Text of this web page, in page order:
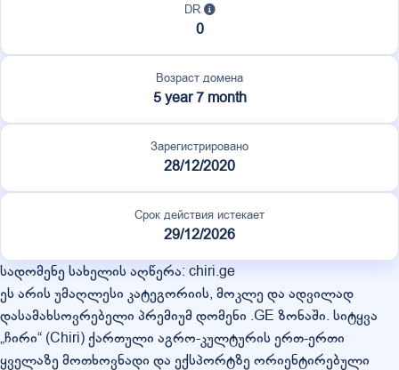
DR
0
Возраст домена
5 year 7 month
Зарегистрировано
28/12/2020
Срок действия истекает
29/12/2026
სადომენე სახელის აღწერა: chiri.ge
ეს არის უმაღლესი კატეგორიის, მოკლე და ადვილად
დასამახსოვრებელი პრემიუმ დომენი .GE ზონაში. სიტყვა
„ჩირი“ (Chiri) ქართული აგრო-კულტურის ერთ-ერთი
ყველაზე მოთხოვნადი და ექსპორტზე ორიენტირებული